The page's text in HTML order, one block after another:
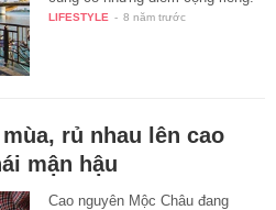
LIFESTYLE - 8 năm trước
rủ nhau lên cao
mận hậu
Cao nguyên Mộc Châu đang